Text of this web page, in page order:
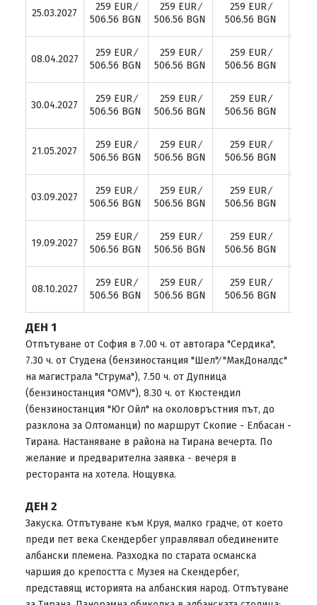
25.03.2027
259 EUR ∕
506.56 BGN
259 EUR ∕
506.56 BGN
259 EUR ∕
506.56 BGN
08.04.2027
259 EUR ∕
506.56 BGN
259 EUR ∕
506.56 BGN
259 EUR ∕
506.56 BGN
30.04.2027
259 EUR ∕
506.56 BGN
259 EUR ∕
506.56 BGN
259 EUR ∕
506.56 BGN
21.05.2027
259 EUR ∕
506.56 BGN
259 EUR ∕
506.56 BGN
259 EUR ∕
506.56 BGN
03.09.2027
259 EUR ∕
506.56 BGN
259 EUR ∕
506.56 BGN
259 EUR ∕
506.56 BGN
19.09.2027
259 EUR ∕
506.56 BGN
259 EUR ∕
506.56 BGN
259 EUR ∕
506.56 BGN
08.10.2027
259 EUR ∕
506.56 BGN
259 EUR ∕
506.56 BGN
259 EUR ∕
506.56 BGN
ДЕН 1
Отпътуване от София в 7.00 ч. от автогара "Сердика",
7.30 ч. от Студена (бензиностанция "Шел"∕ "МакДоналдс"
на магистрала "Струма"), 7.50 ч. от Дупница
(бензиностанция "OMV"), 8.30 ч. от Кюстендил
(бензиностанция "Юг Ойл" на околовръстния път, до
разклона за Олтоманци) по маршрут Скопие - Елбасан -
Тирана. Настаняване в района на Тирана вечерта. По
желание и предварителна заявка - вечеря в
ресторанта на хотела. Нощувка.
ДЕН 2
Закуска. Отпътуване към Круя, малко градче, от което
преди пет века Скендербег управлявал обединените
албански племена. Разходка по старата османска
чаршия до крепостта с Музея на Скендербег,
представящ историята на албанския народ. Отпътуване